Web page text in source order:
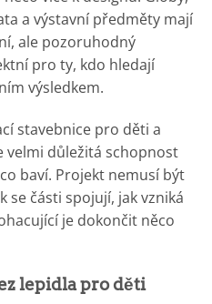
a výstavní předměty mají
ale pozoruhodný
pro ty, kdo hledají
výsledkem.
stavebnice pro děti a
velmi důležitá schopnost
baví. Projekt nemusí být
se části spojují, jak vzniká
je dokončit něco
lepidla pro děti